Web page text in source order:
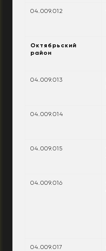
04.009.012
Октябрьский
район
04.009.013
04.009.014
04.009.015
04.009.016
04.009.017